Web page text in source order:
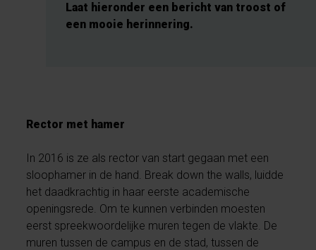
Laat hieronder een bericht van troost of
een mooie herinnering.
Rector met hamer
In 2016 is ze als rector van start gegaan met een
sloophamer in de hand. Break down the walls, luidde
het daadkrachtig in haar eerste academische
openingsrede. Om te kunnen verbinden moesten
eerst spreekwoordelijke muren tegen de vlakte. De
muren tussen de campus en de stad, tussen de